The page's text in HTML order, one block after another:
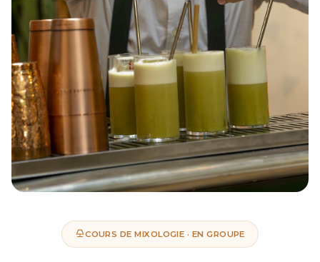
COURS DE MIXOLOGIE · EN GROUPE